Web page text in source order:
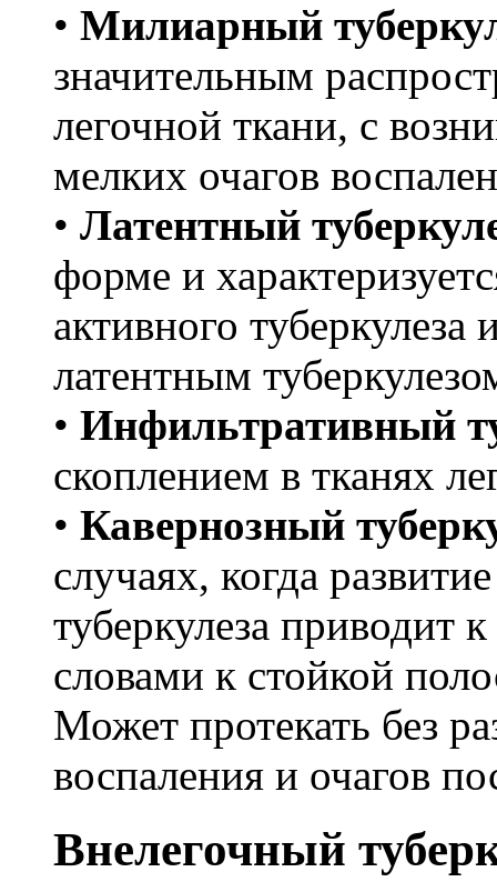
• Милиарный
значительным
легочной ткани, с
мелких очагов
• Латентный
форме и
активного
латентным
• Инфильтративный
скоплением в тканях
• Кавернозный
случаях, когда
туберкулеза
словами к стойкой
Может протекать без
воспаления и очагов
Внелегочный